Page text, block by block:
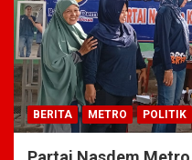
BERITA METRO POLITIK